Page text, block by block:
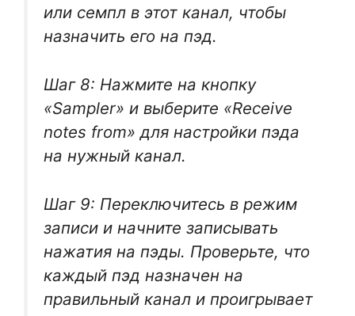
или семпл в этот канал, чтобы
назначить его на пэд.
Шаг 8: Нажмите на кнопку
«Sampler» и выберите «Receive
notes from» для настройки пэда
на нужный канал.
Шаг 9: Переключитесь в режим
записи и начните записывать
нажатия на пэды. Проверьте, что
каждый пэд назначен на
правильный канал и проигрывает